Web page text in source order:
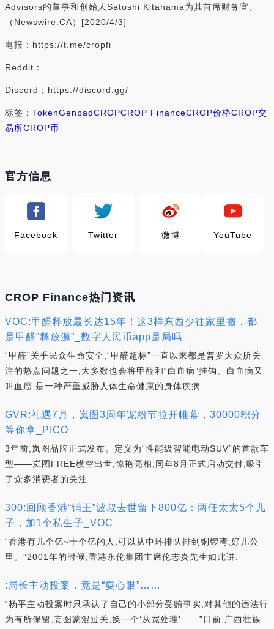
Advisors的董事和创始人Satoshi Kitahama为其首席财务官。
（Newswire.CA）[2020/4/3]
电报：https://t.me/cropfi
Reddit：
Discord：https://discord.gg/
标签： TokenGenpadCROPCROP FinanceCROP价格CROP交
易所CROP币
官方信息
Facebook Twitter 微博 YouTube
CROP Finance热门资讯
VOC:甲醛释放最长达15年！这3样东西少往家里搬，都
是甲醛“释放源”_数字人民币app是局吗
“甲醛”关乎民众生命安全,“甲醛超标”一直以来都是普罗大众所关
注的热点问题之一,大多数也会将甲醛和“白血病”挂钩。白血病又
叫血癌,是一种严重威胁人体生命健康的身体疾病.
GVR:礼遇7月，岚图3周年宠粉节拉开帷幕，30000积分
等你拿_PICO
3年前,岚图品牌正式发布。定义为“性能级智能电动SUV”的首款车
型——岚图FREE横空出世,惊艳亮相,同年8月正式启动交付,吸引
了众多消费者的关注.
300:回顾香港“铺王”波叔去世留下800亿：两任太太5个儿
子，加1个私生子_VOC
“香港有几个亿~十个亿的人,可以从中环排队排到铜锣湾,好几公
里。”2001年的时候,香港永伦集团主席伦志炎先生如此讲.
:局长主动投案，竟是“耍心眼”……_
“杨平主动投案时只承认了自己的小部分受贿事实,对其他的违法行
为有所保留,妄图蒙混过关,换一个‘从宽处理’……”日前,广西壮族